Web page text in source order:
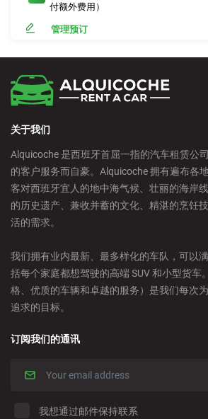
付额外费用）
管理预订
关于我们
Alquicoche 是西班牙首屈一指的汽车租赁公
的客户服务而自豪。Alquicoche 拥有遍布各
客对西班牙宜人的地中海气候、壮丽的海岸
的历史遗产、兼收并蓄的文化、精湛的烹饪
活的需求。
我们拥有业内最新、最多样化的车队，可以
括每个家庭都想驾驶的高端 SUV 和小型货车
格、优质的车辆和卓越的服务）是我们每次
追求的目标。
订阅我们的通讯
我想通过邮件保持联系